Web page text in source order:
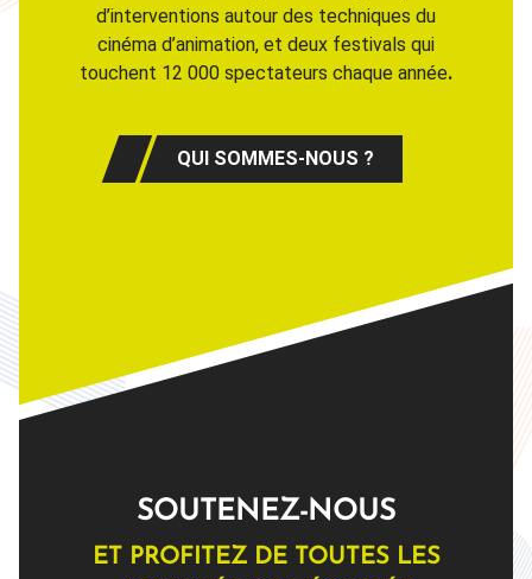
d’interventions autour des techniques du
cinéma d’animation, et deux festivals qui
touchent 12 000 spectateurs chaque année.
QUI SOMMES-NOUS ?
SOUTENEZ-NOUS
ET PROFITEZ DE TOUTES LES